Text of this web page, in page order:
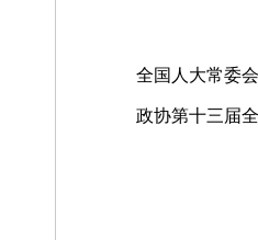
全国人大常委
政协第十三届